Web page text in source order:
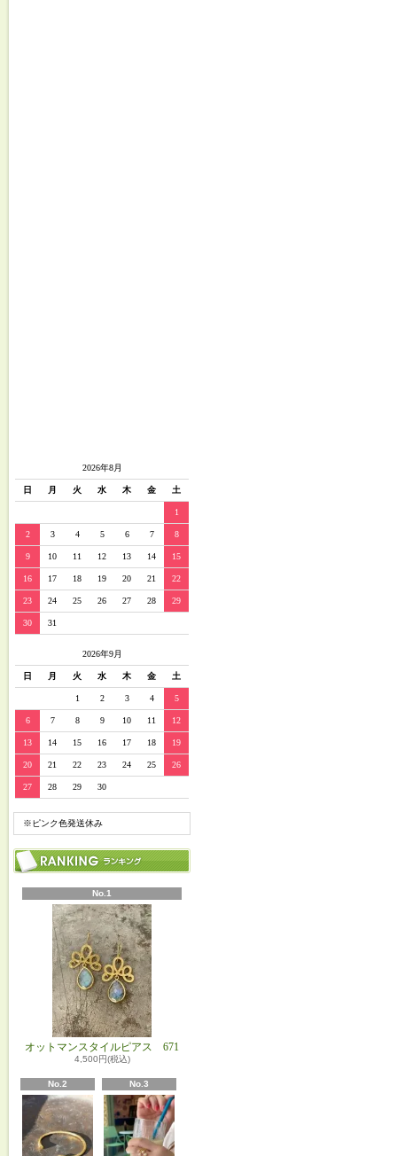
2026年8月
日 月 火 水 木 金 土
1
2 3 4 5 6 7 8
9 10 11 12 13 14 15
16 17 18 19 20 21 22
23 24 25 26 27 28 29
30 31
2026年9月
日 月 火 水 木 金 土
1 2 3 4 5
6 7 8 9 10 11 12
13 14 15 16 17 18 19
20 21 22 23 24 25 26
27 28 29 30
※ピンク色発送休み
No.1
オットマンスタイルピアス 671
4,500円(税込)
No.2 No.3